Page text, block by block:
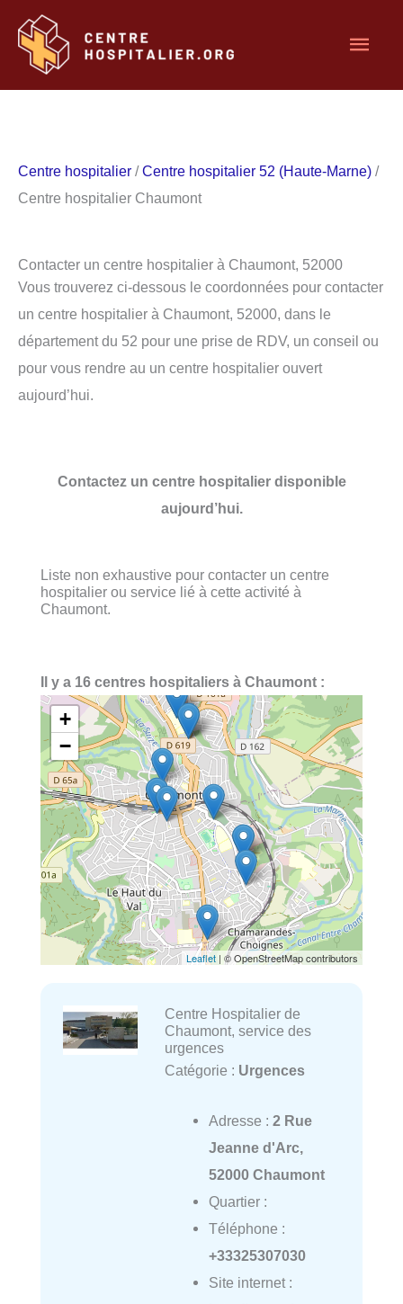
contenu
Centre hospitalier /Centre hospitalier 52 (Haute-Marne) /
Centre hospitalier Chaumont
Contacter un centre hospitalier à Chaumont, 52000
Vous trouverez ci-dessous le coordonnées pour contacter
un centre hospitalier à Chaumont, 52000, dans le
département du 52 pour une prise de RDV, un conseil ou
pour vous rendre au un centre hospitalier ouvert
aujourd’hui.
Contactez un centre hospitalier disponible
aujourd’hui.
Liste non exhaustive pour contacter un centre
hospitalier ou service lié à cette activité à
Chaumont.
Il y a 16 centres hospitaliers à Chaumont :
+
−
Leaflet | © OpenStreetMap contributors
Centre Hospitalier de
Chaumont, service des
urgences
Catégorie : Urgences
Adresse : 2 Rue
Jeanne d'Arc,
52000 Chaumont
Quartier :
Téléphone :
+33325307030
Site internet :